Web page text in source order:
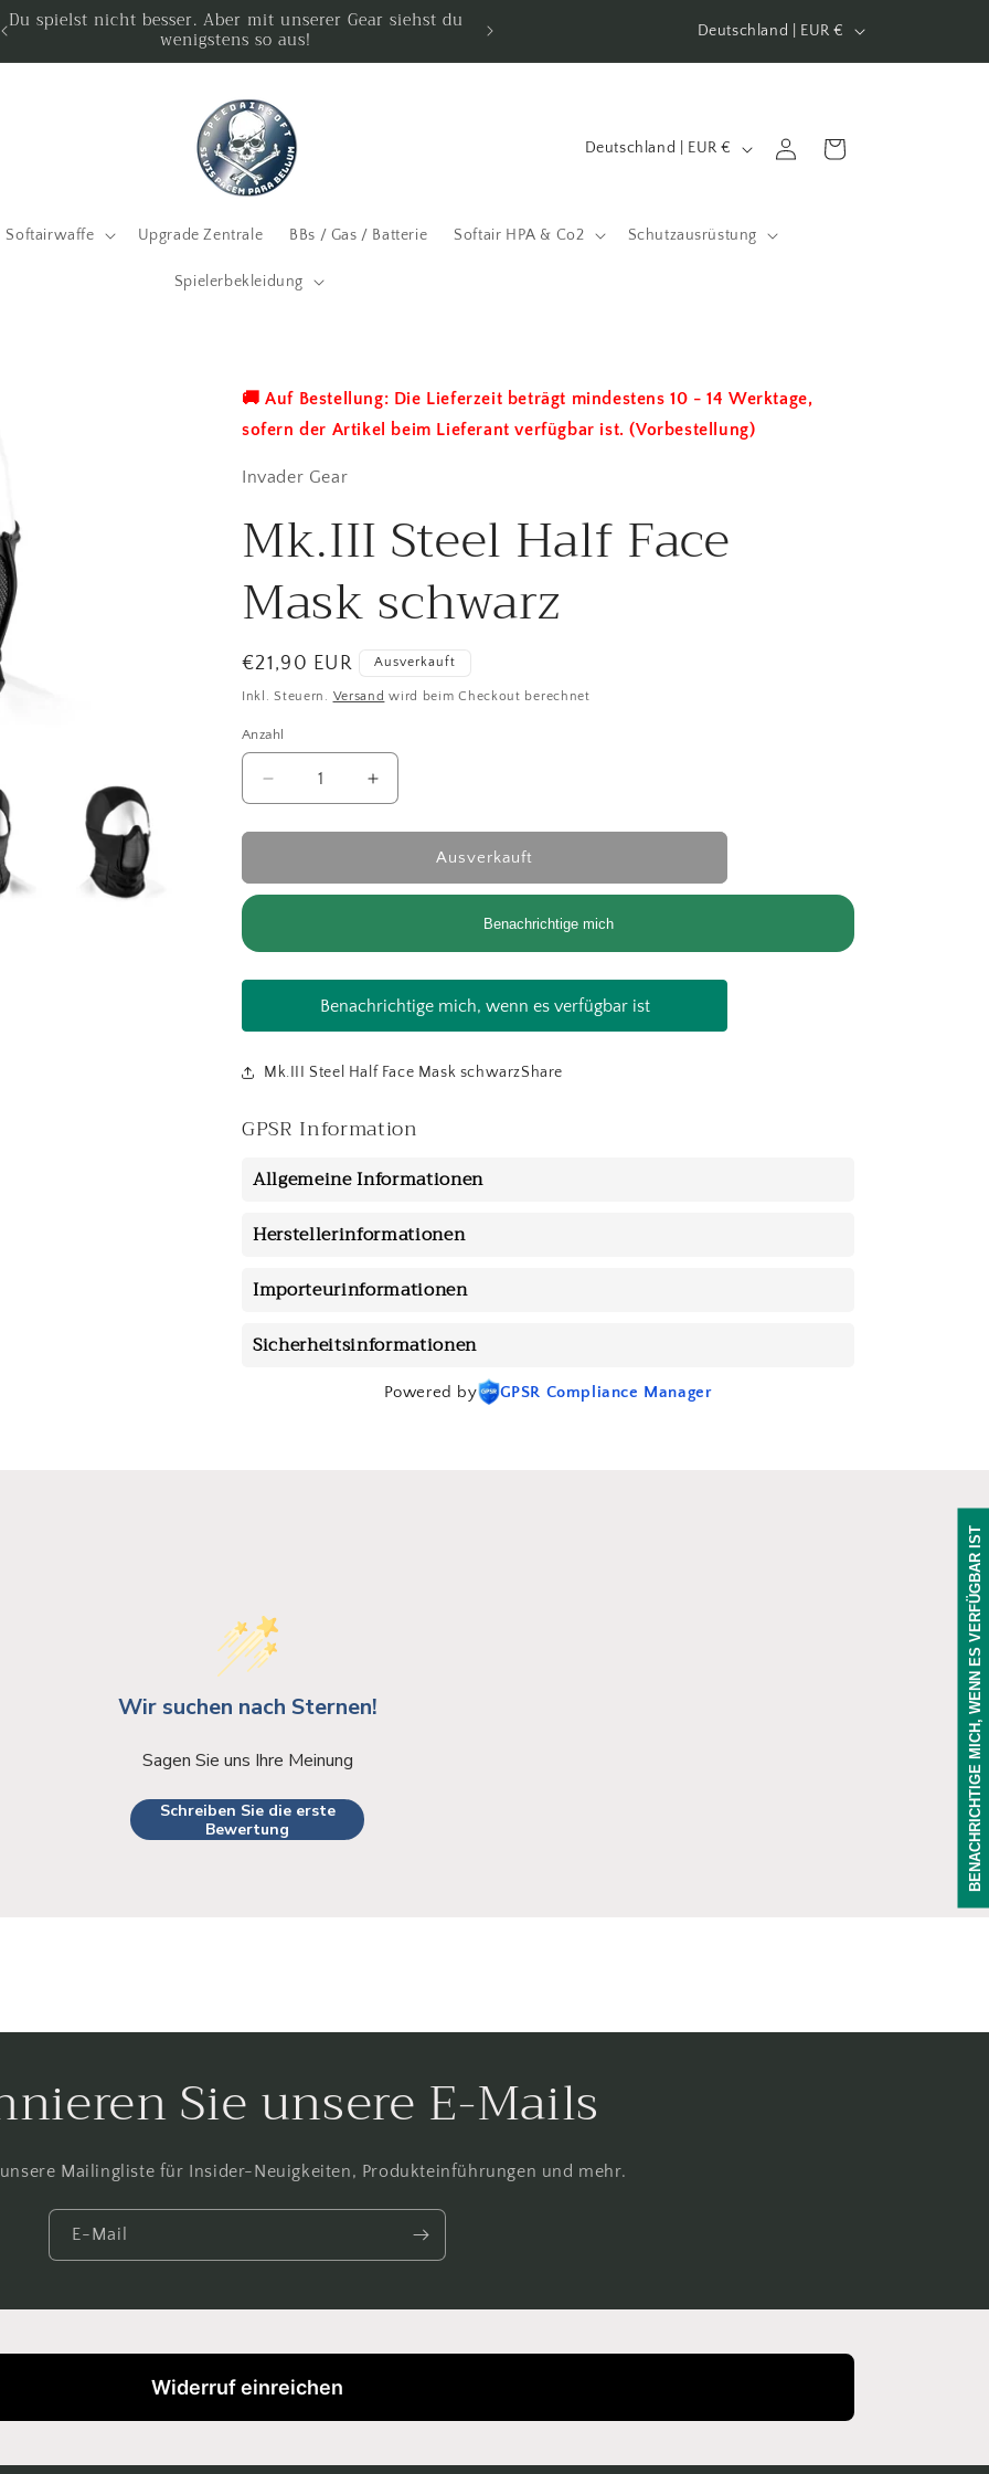
Du spielst nicht besser. Aber mit unserer Gear siehst du
wenigstens so aus! Willkommen in unserem Shop
Land/Region
Deutschland | EUR €
Softairwaffe Upgrade Zentrale BBs / Gas / Batterie Softair HPA & Co2 Schutzausrüstung
Spielerbekleidung
Land/Region
Deutschland | EUR € EinloggenWarenkorb
🚚 Auf Bestellung: Die Lieferzeit beträgt mindestens 10 - 14 Werktage,
sofern der Artikel beim Lieferant verfügbar ist. (Vorbestellung)
Invader Gear
Mk.III Steel Half Face
Mask schwarz
Normaler Preis
€21,90 EUR Ausverkauft
Inkl. Steuern. Versand wird beim Checkout berechnet
Anzahl
Verringere die Menge für Mk.III Steel Half Face Mask schwarz
Erhöhe die Menge für Mk.III Steel Half Face Mask schwarz
Ausverkauft
Benachrichtige mich
Benachrichtige mich, wenn es verfügbar ist
Mk.III Steel Half Face Mask schwarzShare
GPSR Information
Allgemeine Informationen
Herstellerinformationen
Importeurinformationen
Sicherheitsinformationen
Powered by GPSR Compliance Manager
Wir suchen nach Sternen!
Sagen Sie uns Ihre Meinung
Schreiben Sie die erste
Bewertung
Sie unsere E-Mails
Mailingliste für Insider-Neuigkeiten, Produkteinführungen und mehr.
E-Mail
Widerruf einreichen
BENACHRICHTIGE MICH, WENN ES VERFÜGBAR IST